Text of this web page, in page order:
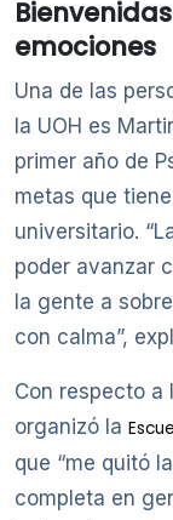
emociones
Una de las
la UOH es
primer año de
metas que
universitario.
poder avanzar
la gente a
con calma”,
Con respecto a
organizó la
que “me quitó
completa en